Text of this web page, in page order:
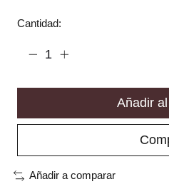
Cantidad:
Añadir
Añadir a comparar